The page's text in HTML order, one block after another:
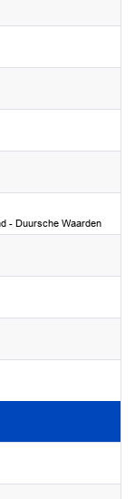
- Duursche Waarden